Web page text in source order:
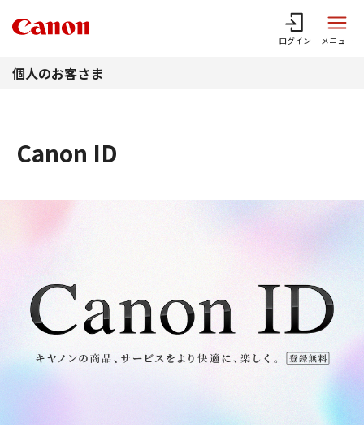
ログイン メニュー
個人のお客さま
Canon ID